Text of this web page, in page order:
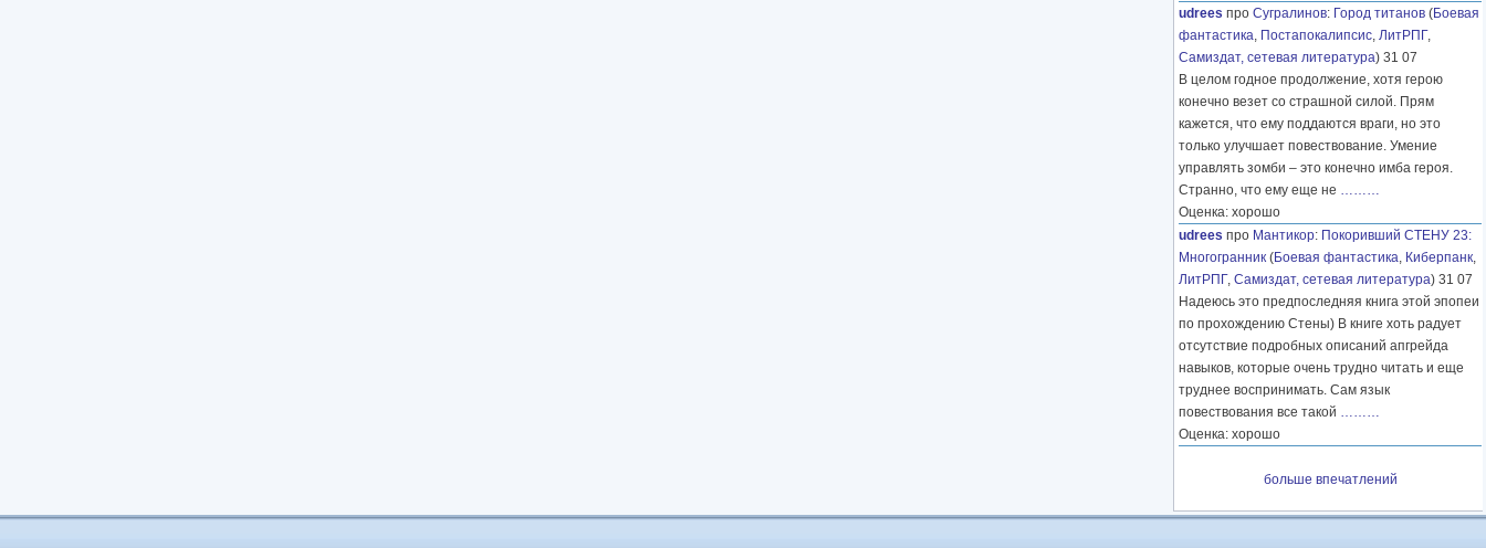
udrees про Сугралинов: Город титанов (Боевая
фантастика, Постапокалипсис, ЛитРПГ,
Самиздат, сетевая литература) 31 07
В целом годное продолжение, хотя герою
конечно везет со страшной силой. Прям
кажется, что ему поддаются враги, но это
только улучшает повествование. Умение
управлять зомби – это конечно имба героя.
Странно, что ему еще не ………
Оценка: хорошо
udrees про Мантикор: Покоривший СТЕНУ 23:
Многогранник (Боевая фантастика, Киберпанк,
ЛитРПГ, Самиздат, сетевая литература) 31 07
Надеюсь это предпоследняя книга этой эпопеи
по прохождению Стены) В книге хоть радует
отсутствие подробных описаний апгрейда
навыков, которые очень трудно читать и еще
труднее воспринимать. Сам язык
повествования все такой ………
Оценка: хорошо
больше впечатлений